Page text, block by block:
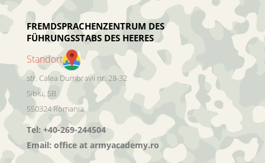
FREMDSPRACHENZENTRUM DES
FÜHRUNGSSTABS DES HEERES
Standort
str. Calea Dumbravii nr. 28-32
Sibiu, SB
550324 Romania
Tel: +40-269-244504
Email: office at armyacademy.ro